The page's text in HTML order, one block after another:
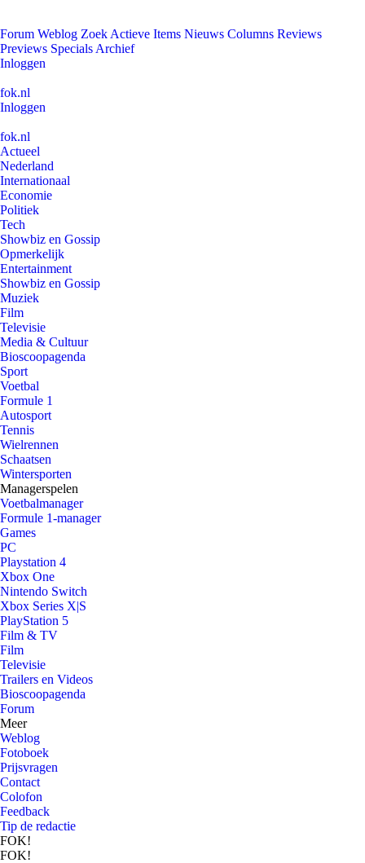
Forum Weblog Zoek Actieve Items Nieuws Columns Reviews
Previews Specials Archief
Inloggen
fok.nl
Inloggen
fok.nl
Actueel
Nederland
Internationaal
Economie
Politiek
Tech
Showbiz en Gossip
Opmerkelijk
Entertainment
Showbiz en Gossip
Muziek
Film
Televisie
Media & Cultuur
Bioscoopagenda
Sport
Voetbal
Formule 1
Autosport
Tennis
Wielrennen
Schaatsen
Wintersporten
Managerspelen
Voetbalmanager
Formule 1-manager
Games
PC
Playstation 4
Xbox One
Nintendo Switch
Xbox Series X|S
PlayStation 5
Film & TV
Film
Televisie
Trailers en Videos
Bioscoopagenda
Forum
Meer
Weblog
Fotoboek
Prijsvragen
Contact
Colofon
Feedback
Tip de redactie
FOK!
FOK!